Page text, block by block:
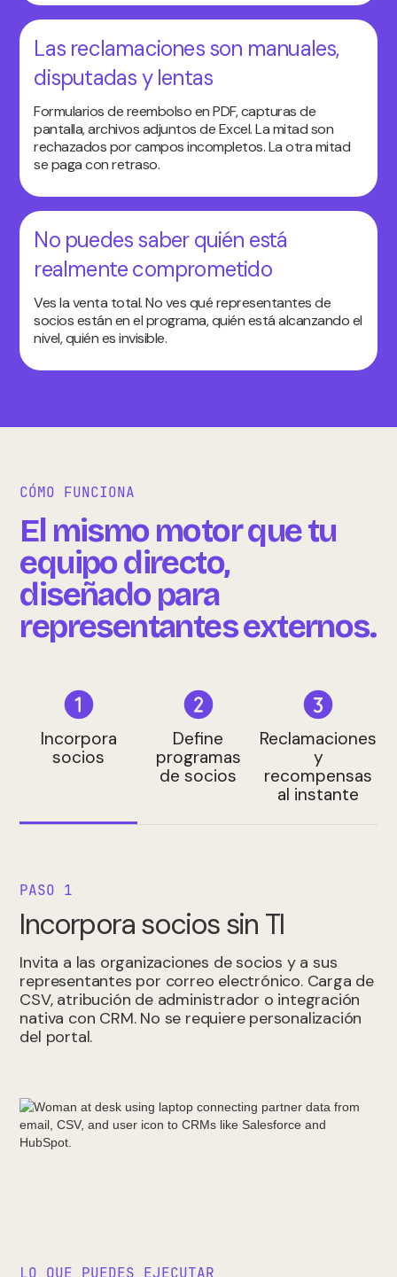
Las reclamaciones son manuales,
disputadas y lentas
Formularios de reembolso en PDF, capturas de
pantalla, archivos adjuntos de Excel. La mitad son
rechazados por campos incompletos. La otra mitad
se paga con retraso.
No puedes saber quién está
realmente comprometido
Ves la venta total. No ves qué representantes de
socios están en el programa, quién está alcanzando el
nivel, quién es invisible.
CÓMO FUNCIONA
El mismo motor que tu
equipo directo,
diseñado para
representantes externos.
Incorpora
socios
Define
programas
de socios
Reclamaciones
y
recompensas
al instante
PASO 1
Incorpora socios sin TI
Invita a las organizaciones de socios y a sus
representantes por correo electrónico. Carga de
CSV, atribución de administrador o integración
nativa con CRM. No se requiere personalización
del portal.
LO QUE PUEDES EJECUTAR